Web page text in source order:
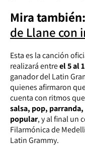
Mira también:
de Llane con
Esta es la canción
realizará entreel 5 al
ganador del Latin
quienes afirmaron
cuenta con ritmos
salsa, pop,
popular, y al final un
Filarmónica de
Latin Grammy.